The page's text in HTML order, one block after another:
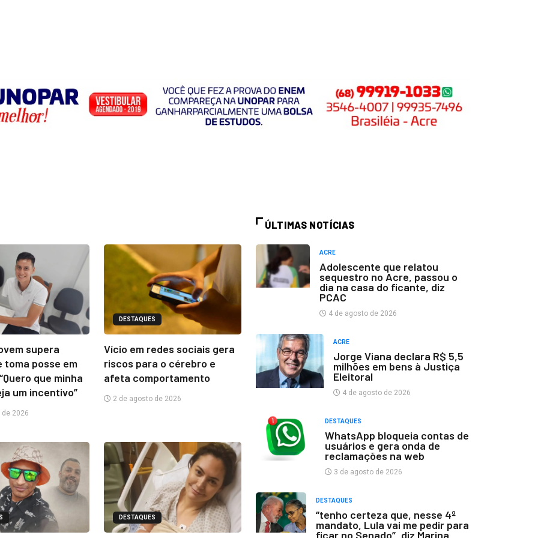
supera
toma posse em
que minha
um incentivo”
2026
DESTAQUES
Vício em redes sociais gera
riscos para o cérebro e
afeta comportamento
2 de agosto de 2026
DESTAQUES
ÚLTIMAS NOTÍCIAS
ACRE
Adolescente que relatou
sequestro no Acre, passou o
dia na casa do ficante, diz
PCAC
4 de agosto de 2026
ACRE
Jorge Viana declara R$ 5,5
milhões em bens à Justiça
Eleitoral
4 de agosto de 2026
DESTAQUES
WhatsApp bloqueia contas de
usuários e gera onda de
reclamações na web
3 de agosto de 2026
DESTAQUES
“tenho certeza que, nesse 4º
mandato, Lula vai me pedir para
ficar no Senado”, diz Marina